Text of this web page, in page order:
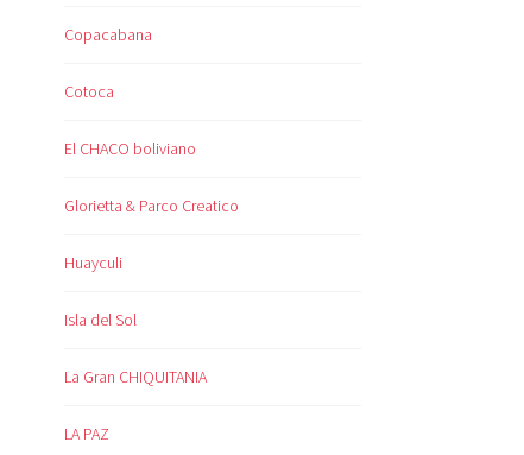
Copacabana
Cotoca
El CHACO boliviano
Glorietta & Parco Creatico
Huayculi
Isla del Sol
La Gran CHIQUITANIA
LA PAZ